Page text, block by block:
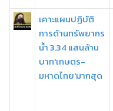
เคาะแผนปฏิบัติ
การด้านทรัพยากร
น้ำ 3.34 แสนล้าน
บาท'เกษตร-
มหาดไทย'มากสุด